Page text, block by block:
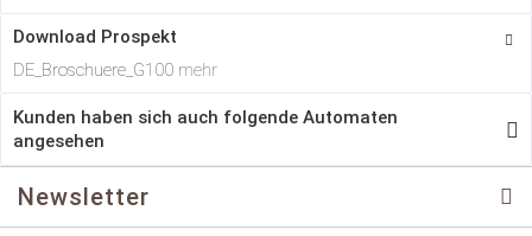
Download Prospekt
DE_Broschuere_G100 mehr
Kunden haben sich auch folgende Automaten
angesehen
Newsletter